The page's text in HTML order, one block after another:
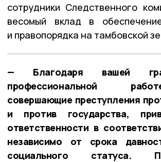
сотрудники Следственного
весомый вклад в
и правопорядка на тамбовской
— Благодаря вашей
профессиональной
совершающие преступления
и против государства,
ответственности в
независимо от срока
социального статуса.